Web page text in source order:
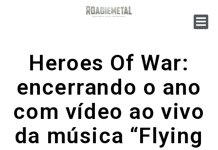
Heroes Of War:
encerrando o ano
com vídeo ao vivo
da música “Flying